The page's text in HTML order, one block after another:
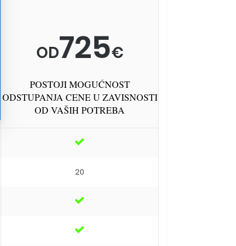
OD725€
POSTOJI MOGUĆNOST
ODSTUPANJA CENE U ZAVISNOSTI
OD VAŠIH POTREBA
20